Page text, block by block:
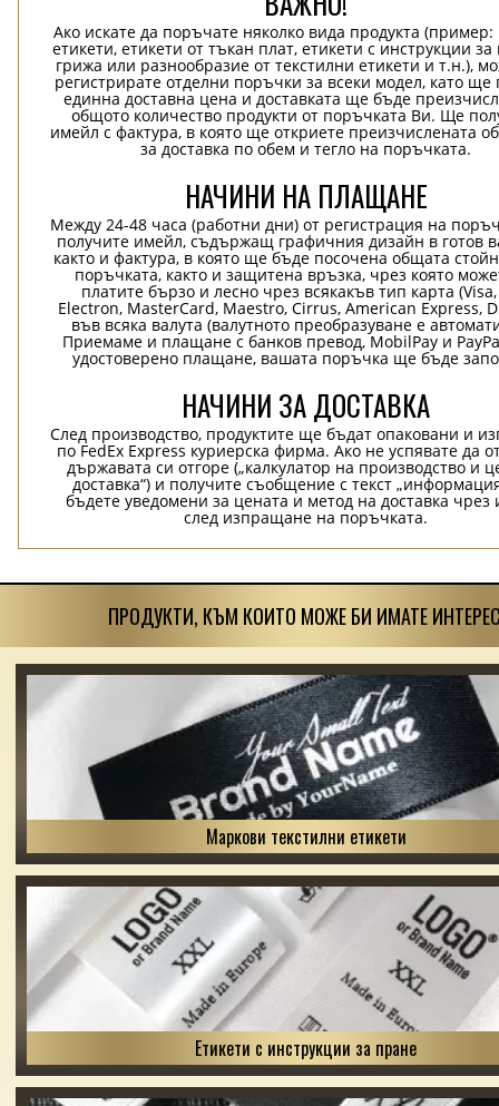
Ако искате да поръчате няколко вида продукта
етикети, етикети от тъкан плат, етикети с инструкции
грижа или разнообразие от текстилни етикети и т.н.),
регистрирате отделни поръчки за всеки модел, като ще
единна доставна цена и доставката ще бъде
общото количество продукти от поръчката Ви. Ще
имейл с фактура, в която ще откриете преизчислената
за доставка по обем и тегло на поръчката.
НАЧИНИ НА ПЛАЩАНЕ
Между 24-48 часа (работни дни) от регистрация на
получите имейл, съдържащ графичния дизайн в готов
както и фактура, в която ще бъде посочена общата
поръчката, както и защитена връзка, чрез която
платите бързо и лесно чрез всякакъв тип карта
Electron, MasterCard, Maestro, Cirrus, American Express,
във всяка валута (валутното преобразуване е
Приемаме и плащане с банков превод, MobilPay и
удостоверено плащане, вашата поръчка ще бъде
НАЧИНИ ЗА ДОСТАВКА
След производство, продуктите ще бъдат опаковани и
по FedEx Express куриерска фирма. Ако не успявате да
държавата си отгоре („калкулатор на производство и
доставка“) и получите съобщение с текст
бъдете уведомени за цената и метод на доставка чрез
след изпращане на поръчката.
ПРОДУКТИ, КЪМ КОИТО МОЖЕ БИ ИМАТЕ
Маркови текстилни етикети
Етикети с инструкции за пране